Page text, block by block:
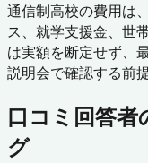
通信制高校の費用は
ス、就学支援金、世
は実額を断定せず、
説明会で確認する前
口コミ回答者
グ